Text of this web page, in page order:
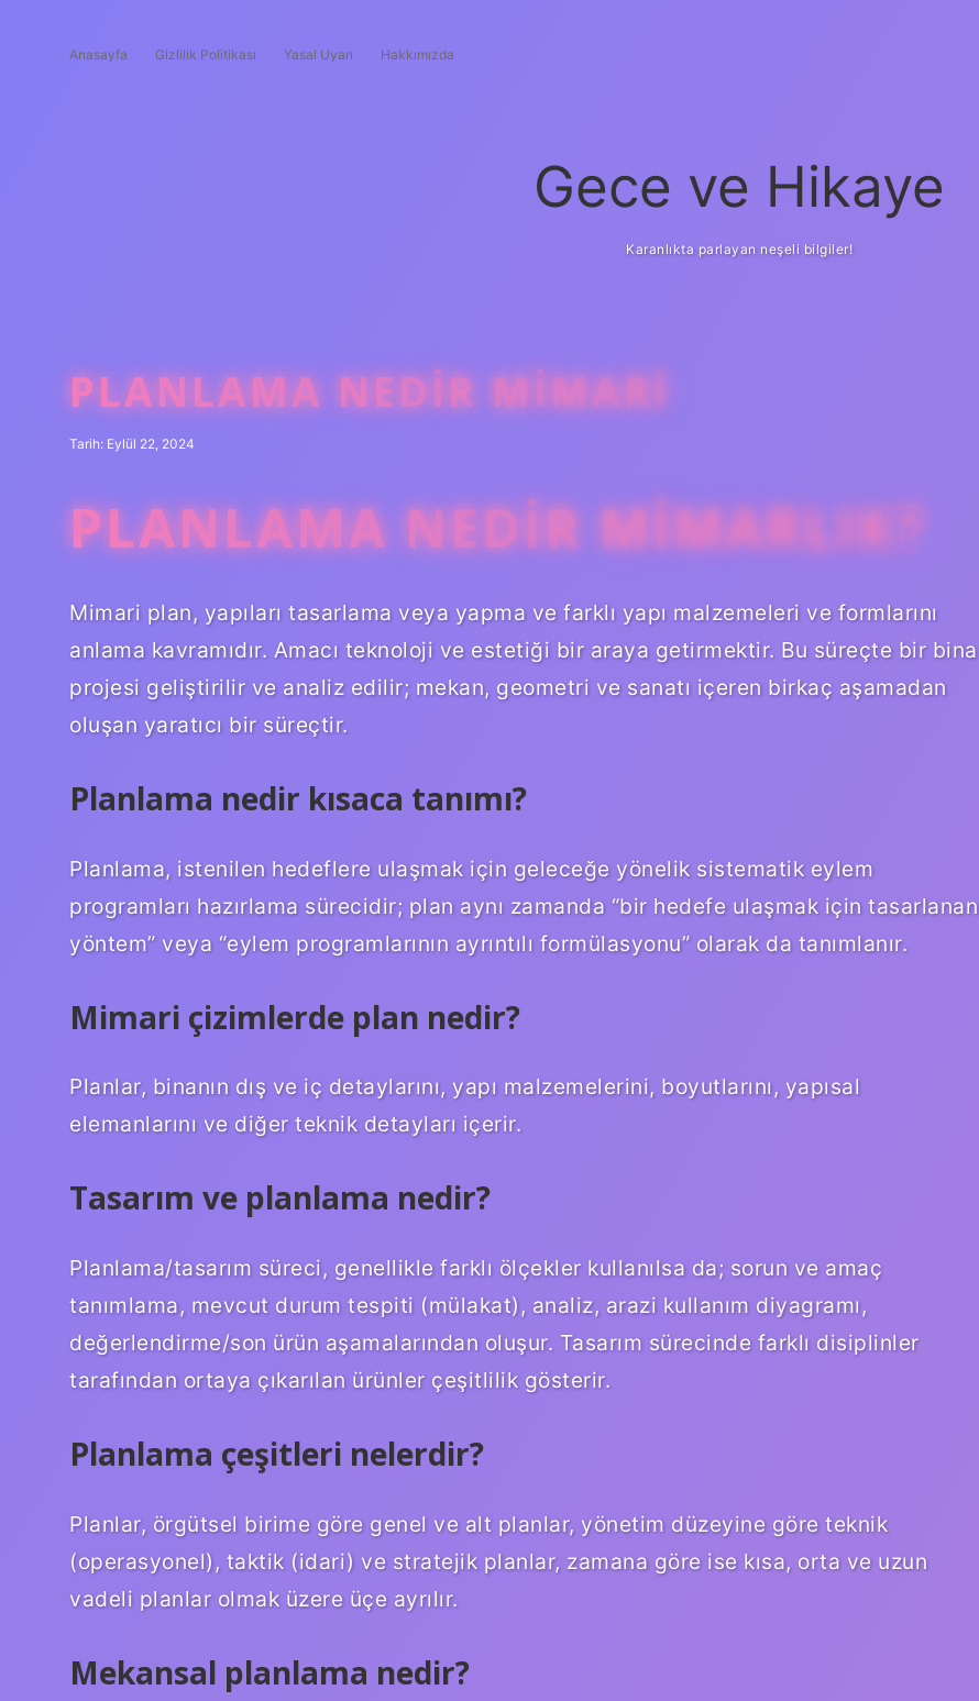
Anasayfa Gizlilik Politikası Yasal Uyarı Hakkımızda
Gece ve Hikaye
Karanlıkta parlayan neşeli bilgiler!
PLANLAMA NEDIR MIMARI
Tarih: Eylül 22, 2024
PLANLAMA NEDIR MIMARLIK?
Mimari plan, yapıları tasarlama veya yapma ve farklı yapı malzemeleri ve formlarını
anlama kavramıdır. Amacı teknoloji ve estetiği bir araya getirmektir. Bu süreçte bir bina
projesi geliştirilir ve analiz edilir; mekan, geometri ve sanatı içeren birkaç aşamadan
oluşan yaratıcı bir süreçtir.
Planlama nedir kısaca tanımı?
Planlama, istenilen hedeflere ulaşmak için geleceğe yönelik sistematik eylem
programları hazırlama sürecidir; plan aynı zamanda “bir hedefe ulaşmak için tasarlanan
yöntem” veya “eylem programlarının ayrıntılı formülasyonu” olarak da tanımlanır.
Mimari çizimlerde plan nedir?
Planlar, binanın dış ve iç detaylarını, yapı malzemelerini, boyutlarını, yapısal
elemanlarını ve diğer teknik detayları içerir.
Tasarım ve planlama nedir?
Planlama/tasarım süreci, genellikle farklı ölçekler kullanılsa da; sorun ve amaç
tanımlama, mevcut durum tespiti (mülakat), analiz, arazi kullanım diyagramı,
değerlendirme/son ürün aşamalarından oluşur. Tasarım sürecinde farklı disiplinler
tarafından ortaya çıkarılan ürünler çeşitlilik gösterir.
Planlama çeşitleri nelerdir?
Planlar, örgütsel birime göre genel ve alt planlar, yönetim düzeyine göre teknik
(operasyonel), taktik (idari) ve stratejik planlar, zamana göre ise kısa, orta ve uzun
vadeli planlar olmak üzere üçe ayrılır.
Mekansal planlama nedir?